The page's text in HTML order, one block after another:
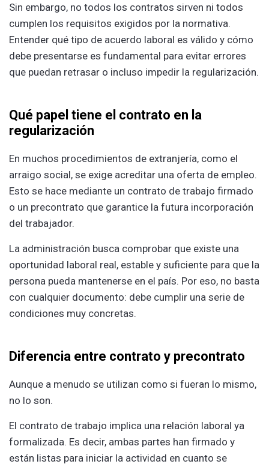
Sin embargo, no todos los contratos sirven ni todos
cumplen los requisitos exigidos por la normativa.
Entender qué tipo de acuerdo laboral es válido y cómo
debe presentarse es fundamental para evitar errores
que puedan retrasar o incluso impedir la regularización.
Qué papel tiene el contrato en la
regularización
En muchos procedimientos de extranjería, como el
arraigo social, se exige acreditar una oferta de empleo.
Esto se hace mediante un contrato de trabajo firmado
o un precontrato que garantice la futura incorporación
del trabajador.
La administración busca comprobar que existe una
oportunidad laboral real, estable y suficiente para que la
persona pueda mantenerse en el país. Por eso, no basta
con cualquier documento: debe cumplir una serie de
condiciones muy concretas.
Diferencia entre contrato y precontrato
Aunque a menudo se utilizan como si fueran lo mismo,
no lo son.
El contrato de trabajo implica una relación laboral ya
formalizada. Es decir, ambas partes han firmado y
están listas para iniciar la actividad en cuanto se